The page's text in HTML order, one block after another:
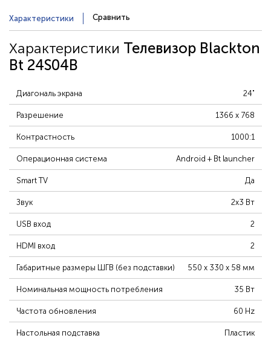
Характеристики Сравнить
Характеристики Телевизор Blackton
Bt 24S04B
Диагональ экрана 24"
Разрешение 1366 x 768
Контрастность 1000:1
Операционная система Android + Bt launcher
Smart TV Да
Звук 2x3 Вт
USB вход 2
HDMI вход 2
Габаритные размеры ШГВ (без подставки) 550 x 330 x 58 мм
Номинальная мощность потребления 35 Вт
Частота обновления 60 Hz
Настольная подставка Пластик